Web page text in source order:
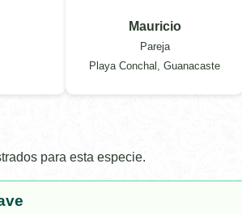
Mauricio
Pareja
Playa Conchal, Guanacaste
para esta especie.